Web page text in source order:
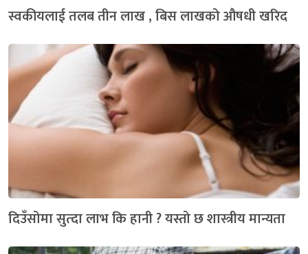
स्वकीयलाई तलब तीन लाख , बिस लाखको औषधी खरिद
दिउँसोमा सुत्दा लाभ कि हानी ? यस्तो छ शास्त्रीय मान्यता